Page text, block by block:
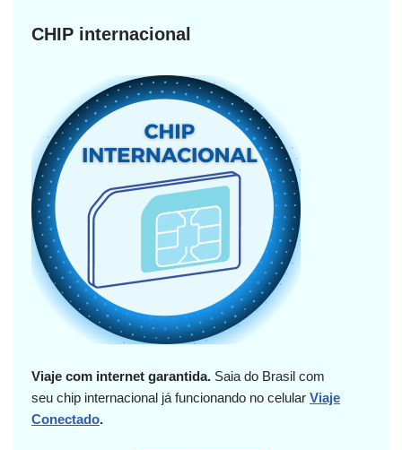
CHIP internacional
Viaje com internet garantida. Saia do Brasil com
seu chip internacional já funcionando no celular Viaje
Conectado.